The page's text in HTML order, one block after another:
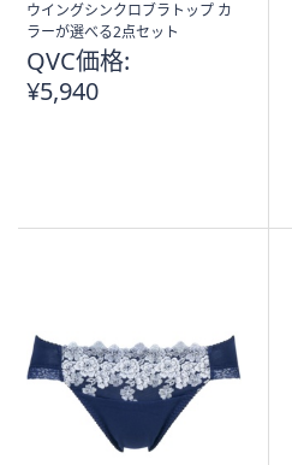
ウイングシンクロブラトップ カ
ラーが選べる2点セット
QVC価格:
¥5,940